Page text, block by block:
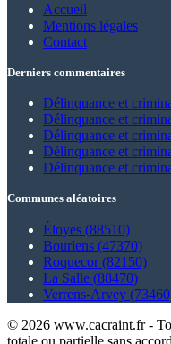
Accueil
Mentions légales
Contact
Derniers commentaires
Délinquance et
Délinquance et
Délinquance et
Délinquance et
Délinquance et
Communes aléatoires
Éloyes (88510)
Bourlens (47370)
Roquecor (82150)
La Salle (88470)
Verrens-Arvey
© 2026 www.cacraint.fr -
totale ou partielle sans